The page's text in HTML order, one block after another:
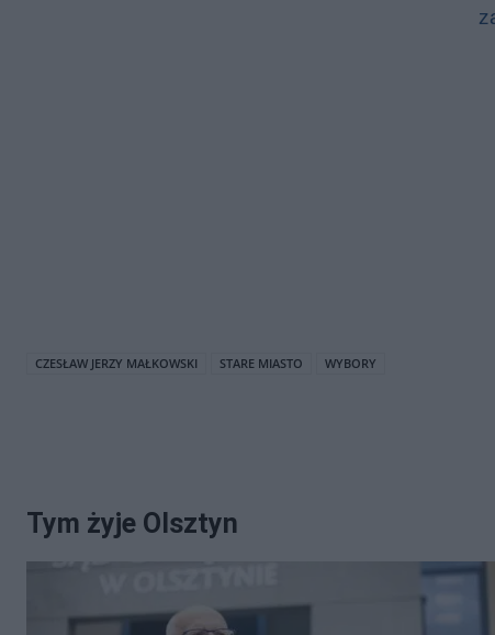
CZESŁAW JERZY MAŁKOWSKI STARE MIASTO WYBORY
Tym żyje Olsztyn